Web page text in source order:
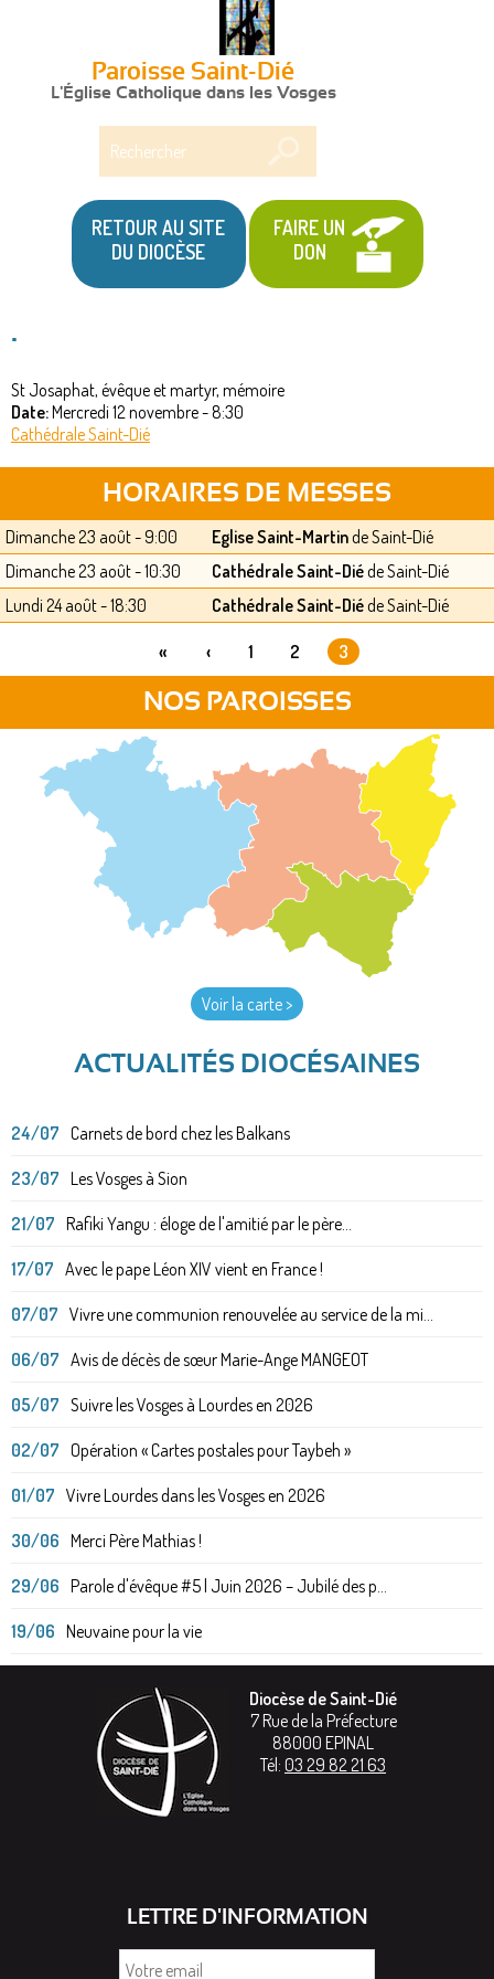
Paroisse Saint-Dié
L'Église Catholique dans les Vosges
RETOUR AU SITE
DU DIOCÈSE
FAIRE UN
DON
.
St Josaphat, évêque et martyr, mémoire
Date:Mercredi 12 novembre - 8:30
Cathédrale Saint-Dié
HORAIRES DE MESSES
Dimanche 23 août - 9:00 Eglise Saint-Martinde Saint-Dié
Dimanche 23 août - 10:30
Cathédrale Saint-Diéde Saint-Dié
Lundi 24 août - 18:30
Cathédrale Saint-Diéde Saint-Dié
« ‹ 1 2 3
NOS PAROISSES
Voir la carte >
ACTUALITÉS DIOCÉSAINES
24/07 Carnets de bord chez les Balkans
23/07 Les Vosges à Sion
21/07 Rafiki Yangu : éloge de l'amitié par le père...
17/07 Avec le pape Léon XIV vient en France !
07/07 Vivre une communion renouvelée au service de la mi...
06/07 Avis de décès de sœur Marie-Ange MANGEOT
05/07 Suivre les Vosges à Lourdes en 2026
02/07 Opération « Cartes postales pour Taybeh »
01/07 Vivre Lourdes dans les Vosges en 2026
30/06 Merci Père Mathias !
29/06 Parole d'évêque #5 | Juin 2026 – Jubilé des p...
19/06 Neuvaine pour la vie
Diocèse de Saint-Dié
7 Rue de la Préfecture
88000 EPINAL
Tél: 03 29 82 21 63
LETTRE D'INFORMATION